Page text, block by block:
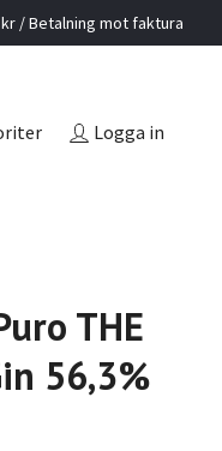
/ Betalning mot faktura
Logga in
THE
56,3%